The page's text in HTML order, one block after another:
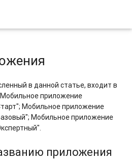
в данной статье, входит в
приложение
Мобильное приложение
Мобильное приложение
приложения